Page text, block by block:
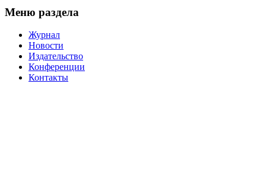
Меню раздела
Журнал
Новости
Издательство
Конференции
Контакты